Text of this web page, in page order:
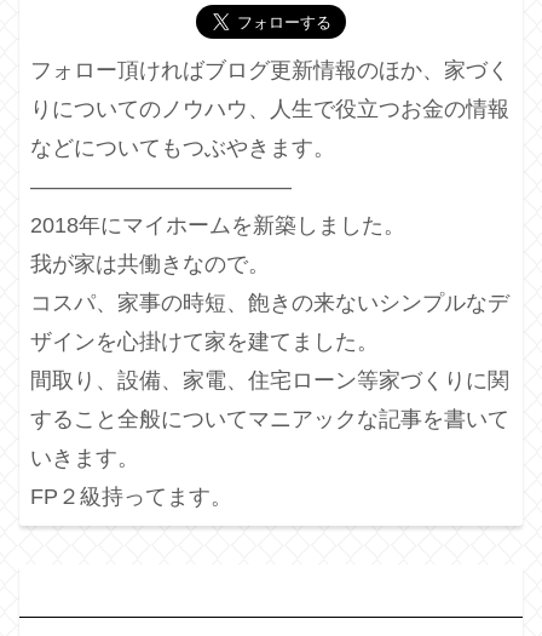
フォロー頂ければブログ更新情報のほか、家づく
りについてのノウハウ、人生で役立つお金の情報
などについてもつぶやきます。
————————————
2018年にマイホームを新築しました。
我が家は共働きなので。
コスパ、家事の時短、飽きの来ないシンプルなデ
ザインを心掛けて家を建てました。
間取り、設備、家電、住宅ローン等家づくりに関
すること全般についてマニアックな記事を書いて
いきます。
FP２級持ってます。